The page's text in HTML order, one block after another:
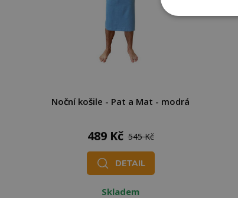
Noční košile - Pat a Mat - modrá
489 Kč 545 Kč
DETAIL
Skladem